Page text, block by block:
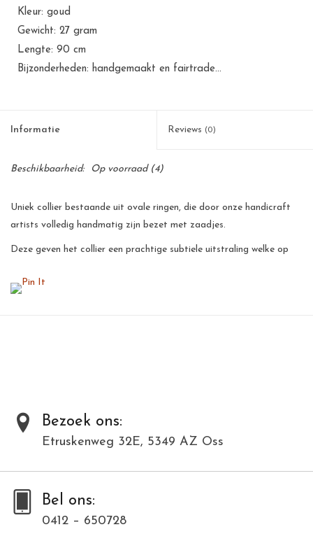
Kleur: goud
Gewicht: 27 gram
Lengte: 90 cm
Bijzonderheden: handgemaakt en fairtrade...
Informatie Reviews (0)
Beschikbaarheid: Op voorraad(4)
Uniek collier bestaande uit ovale ringen, die door onze handicraft
artists volledig handmatig zijn bezet met zaadjes.
Deze geven het collier een prachtige subtiele uitstraling welke op
formeel te gebruiken.
Bezoek ons:
Etruskenweg 32E, 5349 AZ Oss
Bel ons:
0412 – 650728